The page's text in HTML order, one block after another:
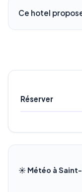
Ce hotel
Réserver
☀️ Météo à